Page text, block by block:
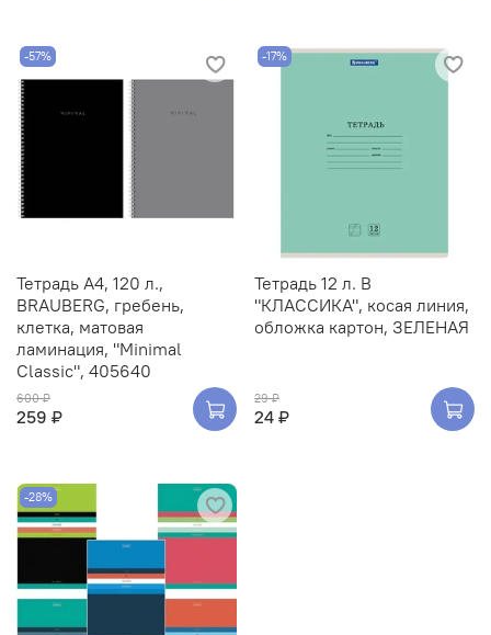
-57%
Тетрадь А4, 120 л.,
BRAUBERG, гребень,
клетка, матовая
ламинация, "Minimal
Classic", 405640
600 ₽
259 ₽
-17%
Тетрадь 12 л. B
"КЛАССИКА", косая линия,
обложка картон, ЗЕЛЕНАЯ
29 ₽
24 ₽
-28%